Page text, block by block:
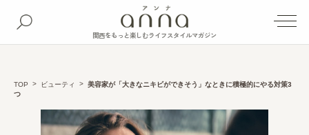
関西をもっと楽しむライフスタイルマガジン
TOP ビューティ
美容家が「大きなニキビができそう」なときに積極的にやる対策3
つ